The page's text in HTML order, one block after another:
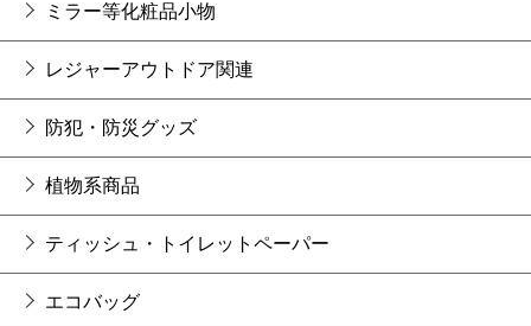
ミラー等化粧品小物
レジャーアウトドア関連
防犯・防災グッズ
植物系商品
ティッシュ・トイレットペーパー
エコバッグ